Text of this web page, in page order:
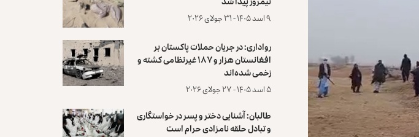
۹ اسد ۱۴۰۵ - ۳۱ جولای ۲۰۲۶
رواداری: در جریان حملات پاکستان بر
افغانستان هزار و ۱۸۷ غیرنظامی کشته و
زخمی شده‌اند
۵ اسد ۱۴۰۵ - ۲۷ جولای ۲۰۲۶
طالبان: آشنایی دختر و پسر در خواستگاری
و تبادل حلقه نامزادی حرام است